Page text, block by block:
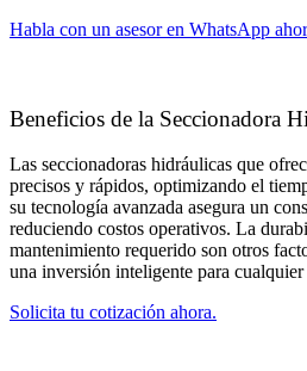
Habla con un asesor en WhatsApp
Beneficios de la Seccionadora
Las seccionadoras hidráulicas que
precisos y rápidos, optimizando el
su tecnología avanzada asegura un
reduciendo costos operativos. La
mantenimiento requerido son otros
una inversión inteligente para cualquier
Solicita tu cotización ahora.